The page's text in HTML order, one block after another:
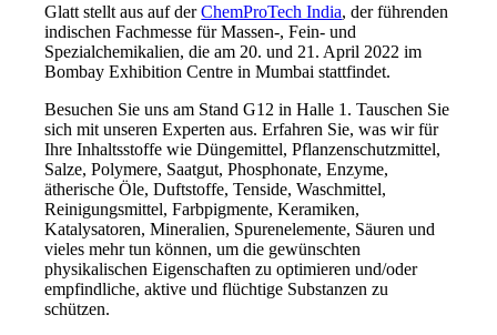
Glatt stellt aus auf derChemProTech India, der führenden
indischen Fachmesse für Massen-, Fein- und
Spezialchemikalien, die am 20. und 21. April 2022 im
Bombay Exhibition Centre in Mumbai stattfindet.
Besuchen Sie uns am Stand G12 in Halle 1. Tauschen Sie
sich mit unseren Experten aus. Erfahren Sie, was wir für
Ihre Inhaltsstoffe wie Düngemittel, Pflanzenschutzmittel,
Salze, Polymere, Saatgut, Phosphonate, Enzyme,
ätherische Öle, Duftstoffe, Tenside, Waschmittel,
Reinigungsmittel, Farbpigmente, Keramiken,
Katalysatoren, Mineralien, Spurenelemente, Säuren und
vieles mehr tun können, um die gewünschten
physikalischen Eigenschaften zu optimieren und/oder
empfindliche, aktive und flüchtige Substanzen zu
schützen.